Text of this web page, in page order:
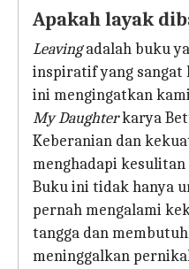
Apakah layak
Leavingadalah buku
inspiratif yang sangat
ini mengingatkan
My Daughterkarya
Keberanian dan
menghadapi
Buku ini tidak hanya
pernah mengalami
tangga dan
meninggalkan